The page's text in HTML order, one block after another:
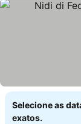
Selecione as
exatos.